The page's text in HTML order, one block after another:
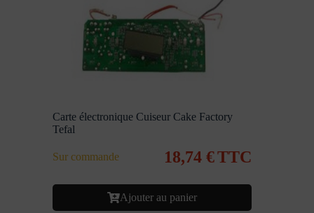
Carte électronique Cuiseur Cake Factory
Tefal
Sur commande 18,74 €TTC
Ajouter au panier